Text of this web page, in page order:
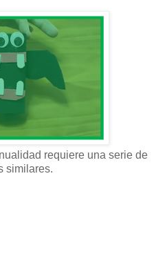
requiere una serie de
similares.